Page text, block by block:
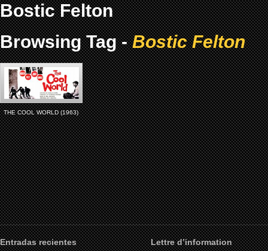
Bostic Felton
Browsing Tag -Bostic Felton
THE COOL WORLD (1963)
Entradas recientes Lettre d’information